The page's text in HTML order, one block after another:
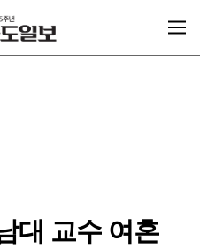
대 교수 여혼